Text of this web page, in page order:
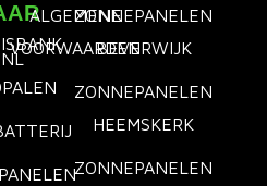
ALGEMENE
VOORWAARDEN
ZONNEPANELEN
BEVERWIJK
ZONNEPANELEN
HEEMSKERK
ZONNEPANELEN